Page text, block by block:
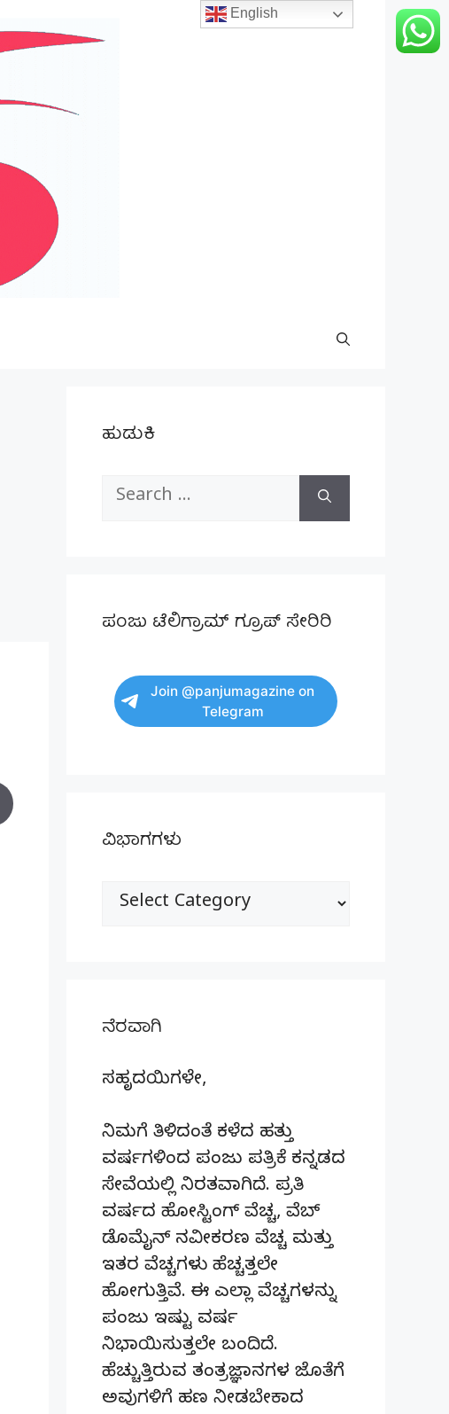
ಹುಡುಕಿ
Search
ಪಂಜು ಟೆಲಿಗ್ರಾಮ್ ಗ್ರೂಪ್ ಸೇರಿರಿ
Join @panjumagazine on
Telegram
ವಿಭಾಗಗಳು
ವಿಭಾಗಗಳು
ನೆರವಾಗಿ
ಸಹೃದಯಿಗಳೇ,
ನಿಮಗೆ ತಿಳಿದಂತೆ ಕಳೆದ ಹತ್ತು
ವರ್ಷಗಳಿಂದ ಪಂಜು ಪತ್ರಿಕೆ ಕನ್ನಡದ
ಸೇವೆಯಲ್ಲಿ ನಿರತವಾಗಿದೆ. ಪ್ರತಿ
ವರ್ಷದ ಹೋಸ್ಟಿಂಗ್‌ ವೆಚ್ಚ, ವೆಬ್‌
ಡೊಮೈನ್‌ ನವೀಕರಣ ವೆಚ್ಚ ಮತ್ತು
ಇತರ ವೆಚ್ಚಗಳು ಹೆಚ್ಚತ್ತಲೇ
ಹೋಗುತ್ತಿವೆ. ಈ ಎಲ್ಲಾ ವೆಚ್ಚಗಳನ್ನು
ಪಂಜು ಇಷ್ಟು ವರ್ಷ
ನಿಭಾಯಿಸುತ್ತಲೇ ಬಂದಿದೆ.
ಹೆಚ್ಚುತ್ತಿರುವ ತಂತ್ರಜ್ಞಾನಗಳ ಜೊತೆಗೆ
ಅವುಗಳಿಗೆ ಹಣ ನೀಡಬೇಕಾದ
English